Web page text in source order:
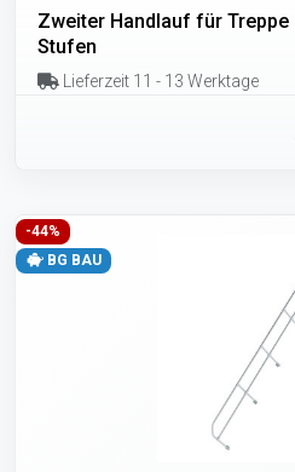
Zweiter Handlauf für
Stufen
Lieferzeit 11 - 13 Werktage
-44%
BG BAU